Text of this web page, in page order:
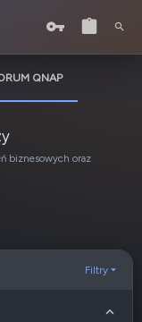
QNAP
biznesowych oraz
Filtry